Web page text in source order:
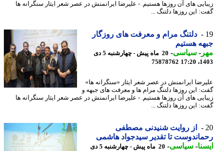
های آن روزها هستیم. - علیرضا ایرانمنش در عصر شعر ایثار سنگرانه ها
این روزها دلتنگ ...
دلتنگ مرام و معرفت های روزگار
هستیم
-سیاسی-
20 ماه پیش - چهارشنبه 5 دی
75878762
ایرانمنش در عصر شعر ایثار «سنگرانه ها»
این روزها دلتنگ مرام ها و معرفت های جبهه و
های آن روزها هستیم. - علیرضا ایرانمنش در عصر شعر ایثار سنگرانه ها
این روزها دلتنگ ...
از روایت شنیدنی مصطفی
تا تقدیر سیدجواد هاشمی
-سیاسی-
20 ماه پیش - چهارشنبه 5 دی